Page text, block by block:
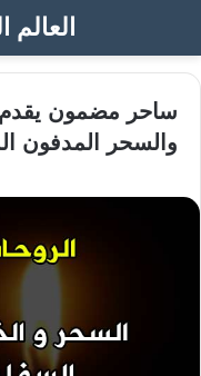
والسحر المدفون